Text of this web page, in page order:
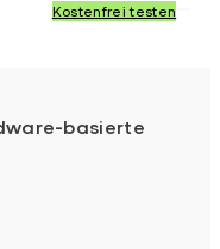
Kostenfrei testen
basierte